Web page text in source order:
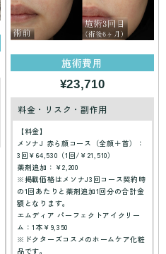
施術費用
¥23,710
料金・リスク・副作用
【料金】
メソナJ 赤ら顔コース（全顔＋首）：
3回￥64,530（1回/￥21,510）
薬剤追加：￥2,200
※掲載価格はメソナJ3回コース契約時
の1回あたりと薬剤追加1回分の合計金
額となります。
エムディア パーフェクトアイクリー
ム：1本￥9,350
※ドクターズコスメのホームケア化粧
品です。